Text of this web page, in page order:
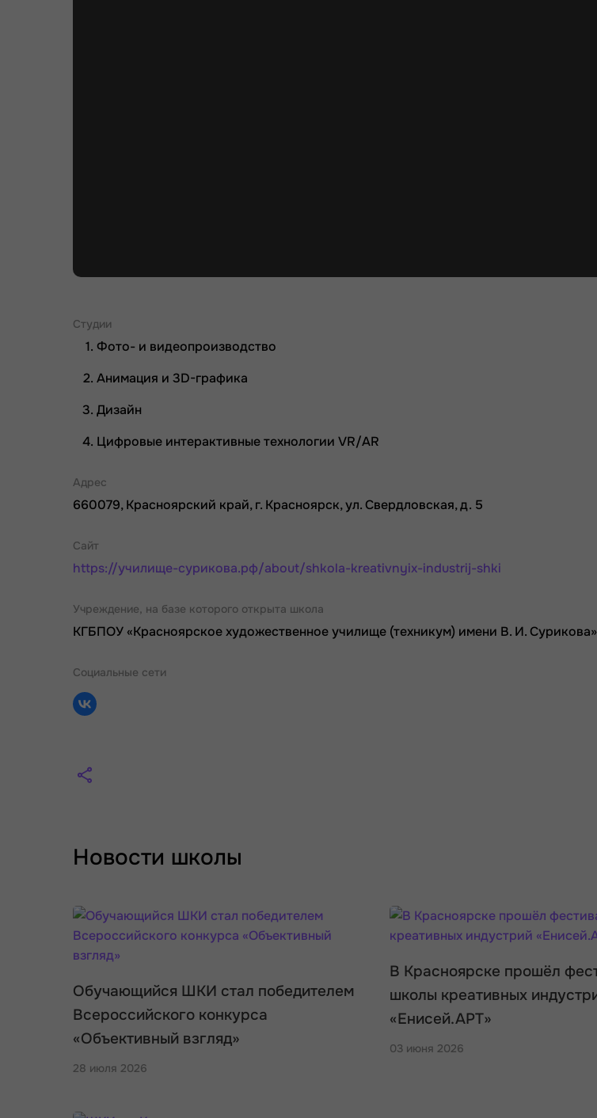
Студии
Фото- и видеопроизводство
Анимация и 3D-графика
Дизайн
Цифровые интерактивные технологии VR/AR
Адрес
660079, Красноярский край, г. Красноярск, ул. Свердловская, д. 5
Сайт
https://училище-сурикова.рф/about/shkola-kreativnyix-industrij-shki
Учреждение, на базе которого открыта школа
КГБПОУ «Красноярское художественное училище (техникум) имени В. И. Сурикова»
Социальные сети
Новости школы
Обучающийся ШКИ стал победителем
Всероссийского конкурса
«Объективный взгляд»
28 июля 2026
В Красноярске прошёл
школы креативных
«Енисей.АРТ»
03 июня 2026